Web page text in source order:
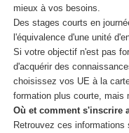
mieux à vos besoins.
Des stages courts en
l'équivalence d'une unité
Si votre objectif n'est pas
d'acquérir des
choisissez vos UE à la
formation plus courte, mais
Où et comment s'inscrire
Retrouvez ces informations